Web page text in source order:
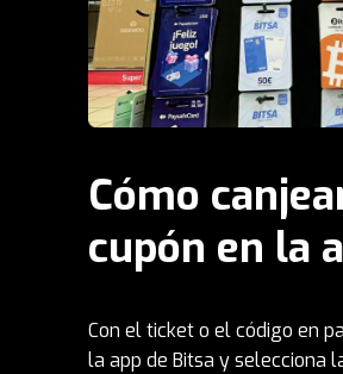
Cómo
cupón en la
Con el ticket o el código en
la app de Bitsa y selecciona